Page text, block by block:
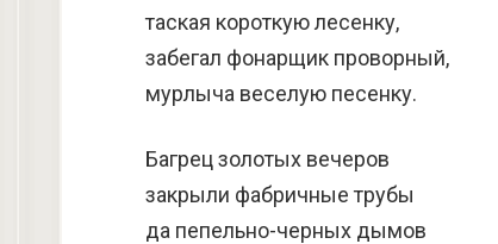
таская короткую лесенку,
забегал фонарщик проворный,
мурлыча веселую песенку.
Багрец золотых вечеров
закрыли фабричные трубы
да пепельно-черных дымов